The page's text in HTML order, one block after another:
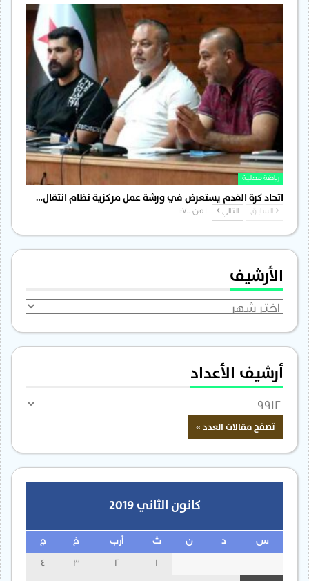
رياضة محلية
اتحاد كرة القدم يستعرض في ورشة عمل مركزية نظام انتقال…
السابق التالي
الأرشيف
الأرشيف
أرشيف الأعداد
كانون الثاني 2019
س ن ث أرب خ ج
3